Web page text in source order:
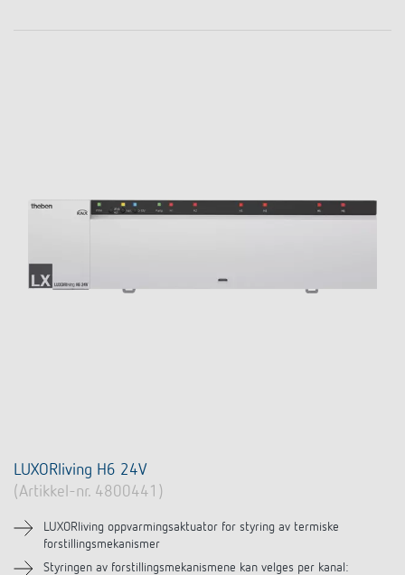
LUXORliving H6 24V
(Artikkel-nr. 4800441)
LUXORliving oppvarmingsaktuator for styring av termiske
forstillingsmekanismer
Styringen av forstillingsmekanismene kan velges per kanal: